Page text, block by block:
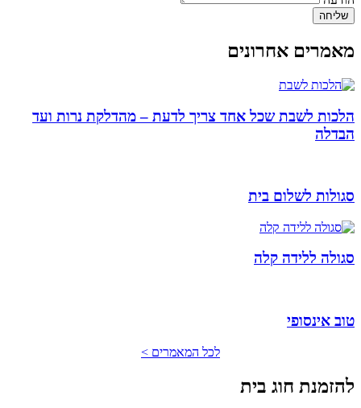
שליחה
מאמרים אחרונים
הלכות לשבת שכל אחד צריך לדעת – מהדלקת נרות ועד
הבדלה
סגולות לשלום בית
סגולה ללידה קלה
טוב אינסופי
לכל המאמרים >
להזמנת חוג בית